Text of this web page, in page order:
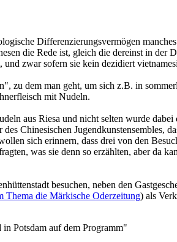
Differenzierungsvermögen
die Rede ist, gleich die dereinst in der
zwar sofern sie kein dezidiert
zu dem man geht, um sich z.B. in
mit Nudeln.
aus Riesa und nicht selten wurde
Chinesischen Jugendkunstensembles,
sich erinnern, dass drei von den
was sie denn so erzählten, aber da
besuchen, neben den
Thema die Märkische Oderzeitung) als
Potsdam auf dem Programm"